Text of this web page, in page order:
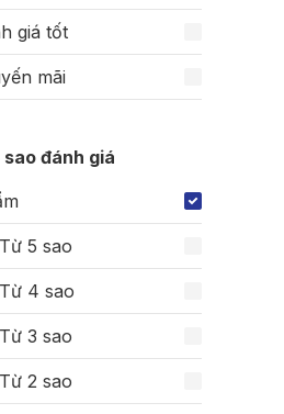
giá tốt
mãi
đánh giá
Từ 5 sao
Từ 4 sao
Từ 3 sao
Từ 2 sao